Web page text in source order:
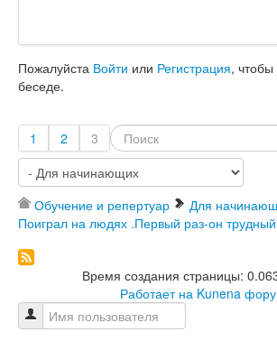
Пожалуйста Войти или Регистрация, чтобы
беседе.
1 2 3
Обучение и репертуар
Для
Поиграл на людях .Первый раз-он
Время создания страницы:
Работает на Kunena
Имя пользователя